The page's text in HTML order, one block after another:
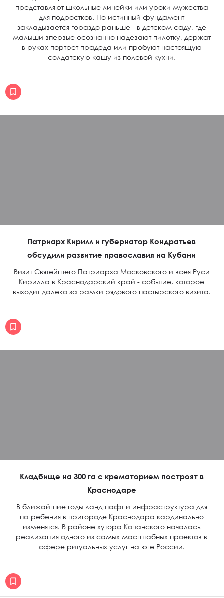
представляют школьные линейки или уроки мужества
для подростков. Но истинный фундамент
закладывается гораздо раньше - в детском саду, где
малыши впервые осознанно надевают пилотку, держат
в руках портрет прадеда или пробуют настоящую
солдатскую кашу из полевой кухни.
Патриарх Кирилл и губернатор Кондратьев
обсудили развитие православия на Кубани
Визит Святейшего Патриарха Московского и всея Руси
Кирилла в Краснодарский край - событие, которое
выходит далеко за рамки рядового пастырского визита.
Кладбище на 300 га с крематорием построят в
Краснодаре
В ближайшие годы ландшафт и инфраструктура для
погребения в пригороде Краснодара кардинально
изменятся. В районе хутора Копанского началась
реализация одного из самых масштабных проектов в
сфере ритуальных услуг на юге России.